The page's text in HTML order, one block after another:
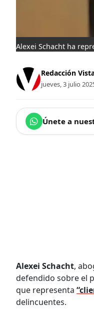
Alexei Schacht ha
Redacción
jueves, 3 julio
Únete a
Alexei Schacht,
defendido sobre el
que representa
delincuentes.